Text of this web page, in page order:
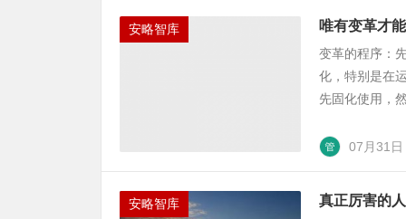
安略智库 唯有变革才
变革的程序：
化，特别是在
先固化使用，
07月31日
安略智库 真正厉害的